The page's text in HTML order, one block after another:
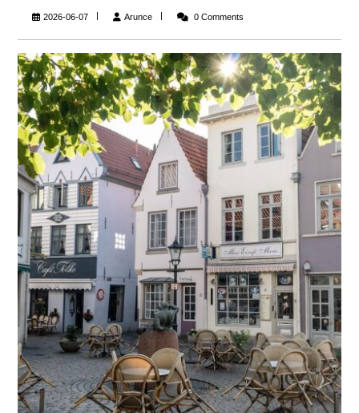
2026-06-07 ArunceArunce 0 Comments